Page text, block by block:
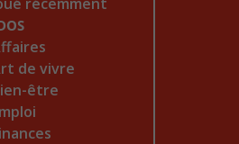
de vivre
être